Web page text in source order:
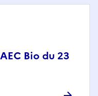
Bio du 23